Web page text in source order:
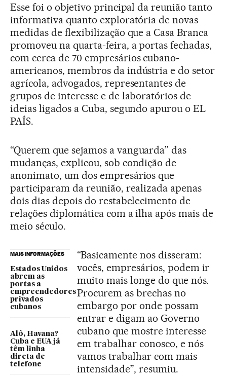
Esse foi o objetivo principal da reunião tanto
informativa quanto exploratória de novas
medidas de flexibilização que a Casa Branca
promoveu na quarta-feira, a portas fechadas,
com cerca de 70 empresários cubano-
americanos, membros da indústria e do setor
agrícola, advogados, representantes de
grupos de interesse e de laboratórios de
ideias ligados a Cuba, segundo apurou o EL
PAÍS.
“Querem que sejamos a vanguarda” das
mudanças, explicou, sob condição de
anonimato, um dos empresários que
participaram da reunião, realizada apenas
dois dias depois do restabelecimento de
relações diplomática com a ilha após mais de
meio século.
MAIS INFORMAÇÕES
Estados Unidos
abrem as
portas a
empreendedores
privados
cubanos
Alô, Havana?
Cuba e EUA já
têm linha
direta de
telefone
“Basicamente nos disseram:
vocês, empresários, podem ir
muito mais longe do que nós.
Procurem as brechas no
embargo por onde possam
entrar e digam ao Governo
cubano que mostre interesse
em trabalhar conosco, e nós
vamos trabalhar com mais
intensidade”, resumiu.